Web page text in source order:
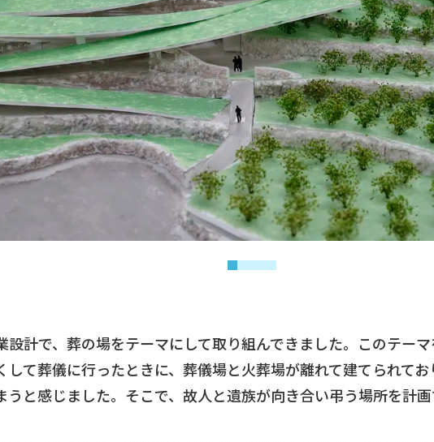
設計で、葬の場をテーマにして取り組んできました。このテー
して葬儀に行ったときに、葬儀場と火葬場が離れて建てられて
うと感じました。そこで、故人と遺族が向き合い弔う場所を計